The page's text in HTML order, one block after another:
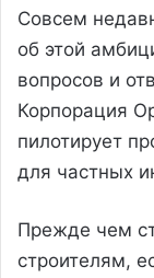
Совсем
об этой
вопросов и
Корпорация
пилотирует
для частных
Прежде чем
строителям,